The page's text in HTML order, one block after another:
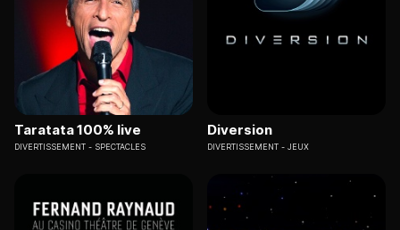
Taratata 100% live
DIVERTISSEMENT SPECTACLES
Diversion
DIVERTISSEMENT JEUX